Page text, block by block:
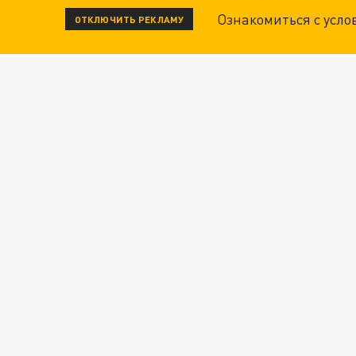
ОТКЛЮЧИТЬ РЕКЛАМУ Ознакомиться с